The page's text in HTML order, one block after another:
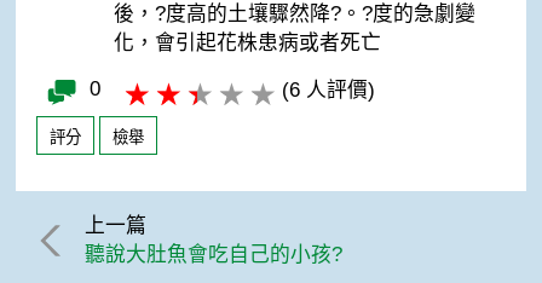
後，?度高的土壤驟然降?。?度的急劇變
化，會引起花株患病或者死亡
0 (6 人評價)
評分 檢舉
上一篇
聽說大肚魚會吃自己的小孩?